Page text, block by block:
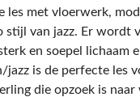
les met vloerwerk,
stijl van jazz. Er wordt
en soepel lichaam
jazz is de perfecte les
die opzoek is